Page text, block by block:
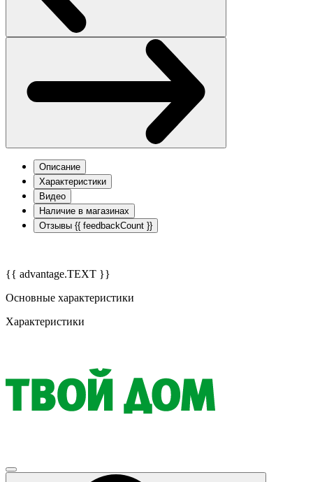
Описание
Характеристики
Видео
Наличие в магазинах
Отзывы {{ feedbackCount }}
{{ advantage.TEXT }}
Основные характеристики
Характеристики